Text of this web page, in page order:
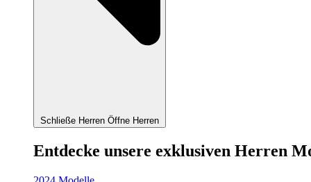
Schließe Herren Öffne Herren
Entdecke unsere exklusiven Herren